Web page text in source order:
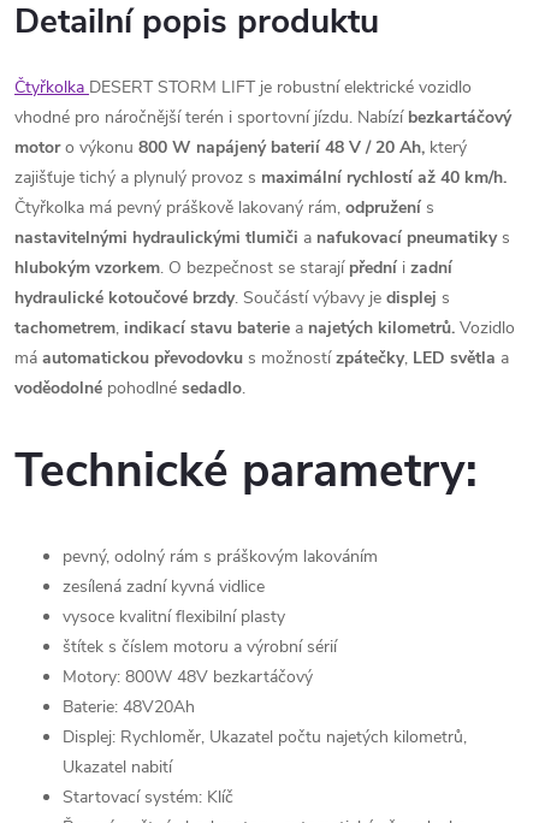
Detailní popis produktu
Čtyřkolka DESERT STORM LIFT je robustní elektrické vozidlo
vhodné pro náročnější terén i sportovní jízdu. Nabízí bezkartáčový
motoro výkonu 800 W napájený baterií 48 V / 20 Ah, který
zajišťuje tichý a plynulý provoz s maximální rychlostí až 40 km/h.
Čtyřkolka má pevný práškově lakovaný rám, odpružení s
nastavitelnými hydraulickými tlumiči a nafukovací pneumatikys
hlubokým vzorkem. O bezpečnost se starají přední i zadní
hydraulické kotoučové brzdy. Součástí výbavy je displej s
tachometrem, indikací stavu baterie a najetých kilometrů. Vozidlo
má automatickou převodovku s možnostízpátečky, LED světla a
voděodolné pohodlné sedadlo.
Technické parametry:
pevný, odolný rám s práškovým lakováním
zesílená zadní kyvná vidlice
vysoce kvalitní flexibilní plasty
štítek s číslem motoru a výrobní sérií
Motory: 800W 48V bezkartáčový
Baterie: 48V20Ah
Displej: Rychloměr, Ukazatel počtu najetých kilometrů,
Ukazatel nabití
Startovací systém: Klíč